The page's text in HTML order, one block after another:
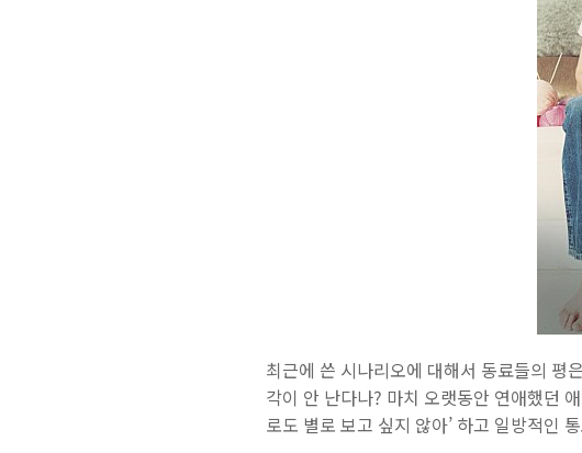
최근에 쓴 시나리오에 대해서 동료들의 평
각이 안 난다나? 마치 오랫동안 연애했던
로도 별로 보고 싶지 않아’ 하고 일방적인